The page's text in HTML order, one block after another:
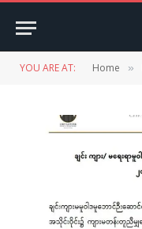
YOU ARE AT: Home »